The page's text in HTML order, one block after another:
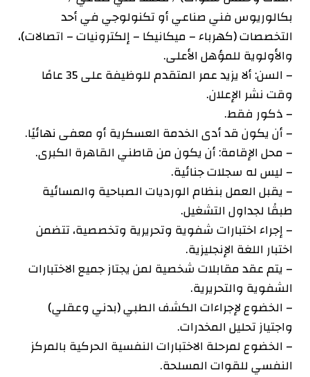
بكالوريوس فني صناعي أو تكنولوجي في أحد
التخصصات (كهرباء – ميكانيكا – إلكترونيات – اتصالات)،
والأولوية للمؤهل الأعلى.
– السن: ألا يزيد عمر المتقدم للوظيفة على 35 عامًا
وقت نشر الإعلان.
– ذكور فقط.
– أن يكون قد أدى الخدمة العسكرية أو معفى نهائيًا.
– محل الإقامة: أن يكون من قاطني القاهرة الكبرى.
– ليس له سجلات جنائية.
– يقبل العمل بنظام الورديات الصباحية والمسائية
طبقًا لجداول التشغيل.
– إجراء اختبارات شفوية وتحريرية وتخصصية، تتضمن
اختبار اللغة الإنجليزية.
– يتم عقد مقابلات شخصية لمن يجتاز جميع الاختبارات
الشفوية والتحريرية.
– الخضوع لإجراءات الكشف الطبي (بدني وعقلي)
واجتياز تحليل المخدرات.
– الخضوع لمرحلة الاختبارات النفسية الحركية بالمركز
النفسي للقوات المسلحة.